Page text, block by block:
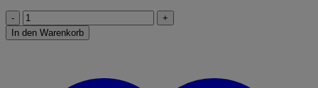
Bügelperlen
Blau
1000
In den Warenkorb